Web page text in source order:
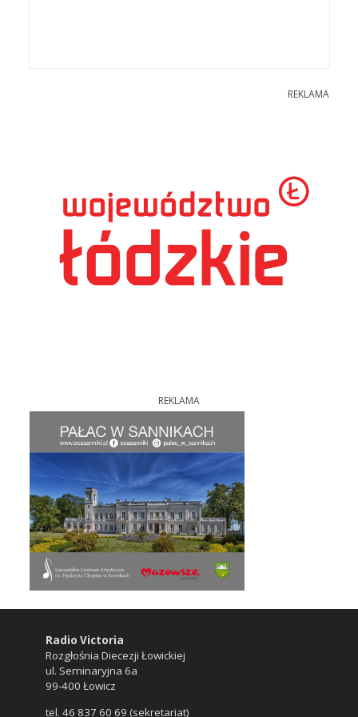
REKLAMA
REKLAMA
Radio Victoria
Rozgłośnia Diecezji Łowickiej
ul. Seminaryjna 6a
99-400 Łowicz
tel. 46 837 60 69 (sekretariat)